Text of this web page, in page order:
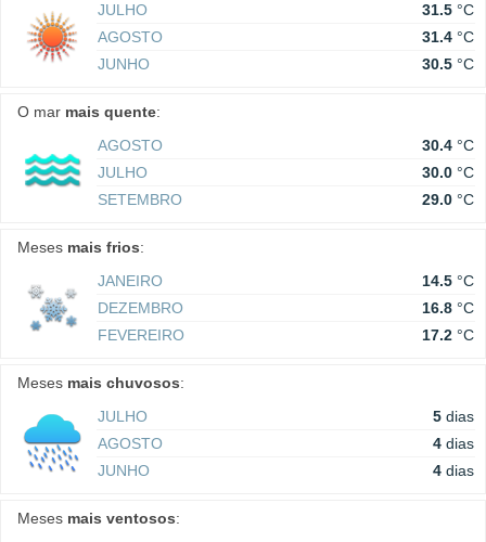
JULHO
31.5 °C
AGOSTO
31.4 °C
JUNHO
30.5 °C
O mar mais quente:
AGOSTO
30.4 °C
JULHO
30.0 °C
SETEMBRO
29.0 °C
Meses mais frios:
JANEIRO
14.5 °C
DEZEMBRO
16.8 °C
FEVEREIRO
17.2 °C
Meses mais chuvosos:
JULHO
5 dias
AGOSTO
4 dias
JUNHO
4 dias
Meses mais ventosos: